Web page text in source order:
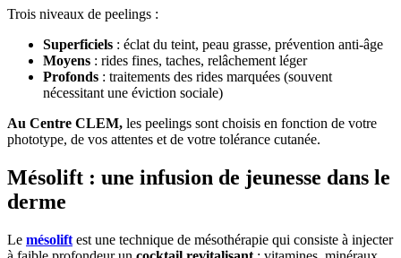
Trois niveaux de peelings :
Superficiels : éclat du teint, peau grasse, prévention anti-âge
Moyens : rides fines, taches, relâchement léger
Profonds : traitements des rides marquées (souvent
nécessitant une éviction sociale)
Au Centre CLEM, les peelings sont choisis en fonction de votre
phototype, de vos attentes et de votre tolérance cutanée.
Mésolift : une infusion de jeunesse dans le
derme
Le mésolift est une technique de mésothérapie qui consiste à injecter